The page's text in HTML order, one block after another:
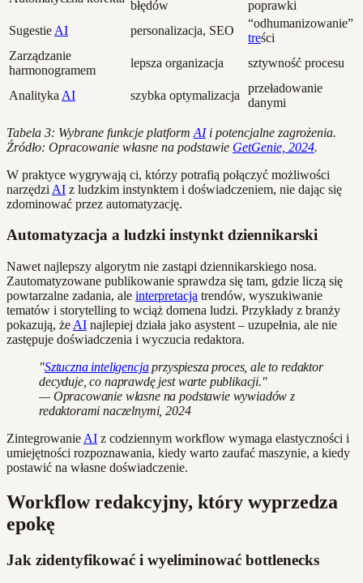
błędów
poprawki
Sugestie AI personalizacja, SEO
“odhumanizowanie”
treści
Zarządzanie
harmonogramem
lepsza organizacja sztywność procesu
Analityka AI szybka optymalizacja
przeładowanie
danymi
Tabela 3: Wybrane funkcje platform AIi potencjalne zagrożenia.
Źródło: Opracowanie własne na podstawie GetGenie, 2024.
W praktyce wygrywają ci, którzy potrafią połączyć możliwości
narzędzi AI z ludzkim instynktem i doświadczeniem, nie dając się
zdominować przez automatyzację.
Automatyzacja a ludzki instynkt dziennikarski
Nawet najlepszy algorytm nie zastąpi dziennikarskiego nosa.
Zautomatyzowane publikowanie sprawdza się tam, gdzie liczą się
powtarzalne zadania, ale interpretacja trendów, wyszukiwanie
tematów i storytelling to wciąż domena ludzi. Przykłady z branży
pokazują, że AI najlepiej działa jako asystent – uzupełnia, ale nie
zastępuje doświadczenia i wyczucia redaktora.
"Sztuczna inteligencjaprzyspiesza proces, ale to redaktor
decyduje, co naprawdę jest warte publikacji."
— Opracowanie własne na podstawie wywiadów z
redaktorami naczelnymi, 2024
Zintegrowanie AI z codziennym workflow wymaga elastyczności i
umiejętności rozpoznawania, kiedy warto zaufać maszynie, a kiedy
postawić na własne doświadczenie.
Workflow redakcyjny, który wyprzedza
epokę
Jak zidentyfikować i wyeliminować bottlenecks